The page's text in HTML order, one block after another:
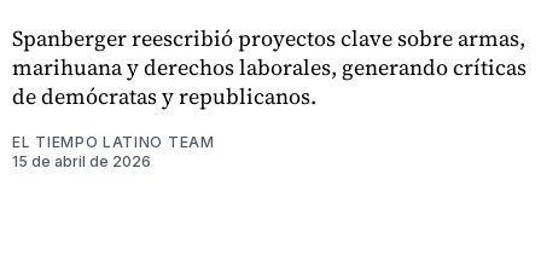
Spanberger reescribió proyectos clave sobre armas,
marihuana y derechos laborales, generando críticas
de demócratas y republicanos.
EL TIEMPO LATINO TEAM
15 de abril de 2026